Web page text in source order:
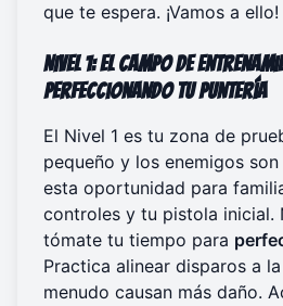
que te espera. ¡Vamos a ello!
Nivel 1: El campo de
Perfeccionando tu puntería
El Nivel 1 es tu zona de
pequeño y los enemigos
esta oportunidad para
controles y tu pistola inicial.
tómate tu tiempo para
Practica alinear disparos a
menudo causan más daño.